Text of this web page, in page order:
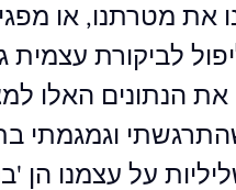
את מטרתנו, או
לביקורת
הנתונים האלו
וגמגמתי
על עצמנו